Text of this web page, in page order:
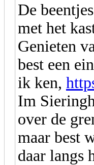
De
met het
Genieten
best een
ik ken,
Im
over de
maar best
daar langs